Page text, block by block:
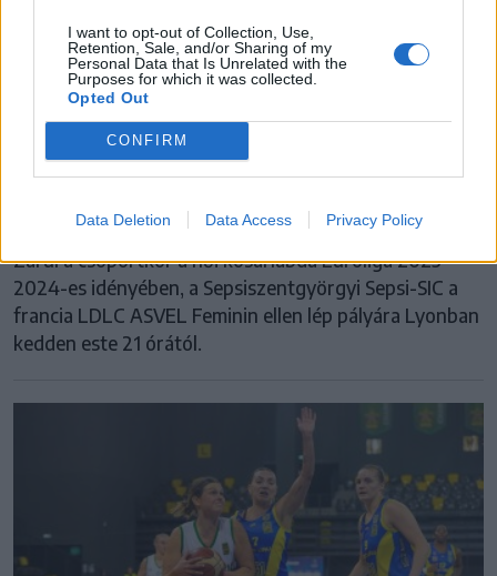
I want to opt-out of Collection, Use,
Retention, Sale, and/or Sharing of my
Personal Data that Is Unrelated with the
Purposes for which it was collected.
Opted Out
CONFIRM
Data Deletion Data Access Privacy Policy
SEPSI-SIC
Utolsó mérkőzését játssza a Sepsi-SIC az
Euroliga idei kiírásában
Zárul a csoportkör a női kosárlabda Euroliga 2023–
2024-es idényében, a Sepsiszentgyörgyi Sepsi-SIC a
francia LDLC ASVEL Feminin ellen lép pályára Lyonban
kedden este 21 órától.